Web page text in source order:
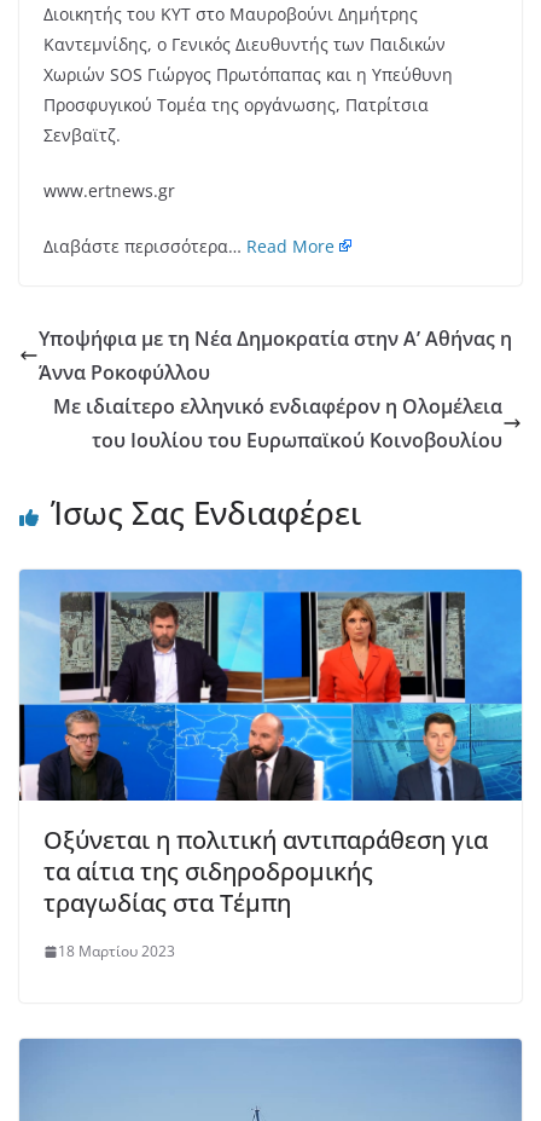
Διοικητής του ΚΥΤ στο Μαυροβούνι Δημήτρης
Καντεμνίδης, ο Γενικός Διευθυντής των Παιδικών
Χωριών SOS Γιώργος Πρωτόπαπας και η Υπεύθυνη
Προσφυγικού Τομέα της οργάνωσης, Πατρίτσια
Σενβαϊτζ.
www.ertnews.gr
Διαβάστε περισσότερα… Read More
Υποψήφια με τη Νέα Δημοκρατία στην Α’ Αθήνας η
Άννα Ροκοφύλλου
Με ιδιαίτερο ελληνικό ενδιαφέρον η Ολομέλεια
του Ιουλίου του Ευρωπαϊκού Κοινοβουλίου
Ίσως Σας Ενδιαφέρει
Οξύνεται η πολιτική αντιπαράθεση για
τα αίτια της σιδηροδρομικής
τραγωδίας στα Τέμπη
18 Μαρτίου 2023